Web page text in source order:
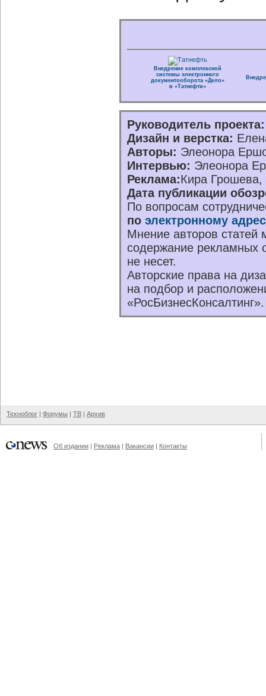
Внедрение комплексной
системы электронного
документооборота «Дело»
в «Татнефти»
Руководитель проекта:
Дизайн и верстка:
Авторы: Элеонора
Интервью: Элеонора
Реклама:Кира
Дата публикации
По вопросам
по электронному
Мнение авторов статей
содержание рекламных
не несет.
Авторские права на
на подбор и
Техноблог | Форумы | ТВ | Архив
Об издании | Реклама | Вакансии | Контакты